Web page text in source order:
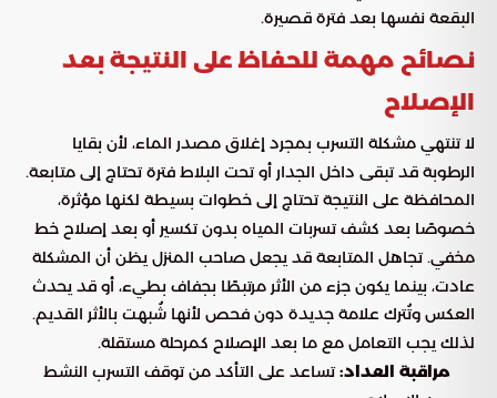
البقعة نفسها بعد فترة قصيرة.
نصائح مهمة للحفاظ على النتيجة بعد
الإصلاح
لا تنتهي مشكلة التسرب بمجرد إغلاق مصدر الماء، لأن بقايا
الرطوبة قد تبقى داخل الجدار أو تحت البلاط فترة تحتاج إلى متابعة.
المحافظة على النتيجة تحتاج إلى خطوات بسيطة لكنها مؤثرة،
خصوصًا بعد كشف تسربات المياه بدون تكسير أو بعد إصلاح خط
مخفي. تجاهل المتابعة قد يجعل صاحب المنزل يظن أن المشكلة
عادت، بينما يكون جزء من الأثر مرتبطًا بجفاف بطيء، أو قد يحدث
العكس وتُترك علامة جديدة دون فحص لأنها شُبهت بالأثر القديم.
لذلك يجب التعامل مع ما بعد الإصلاح كمرحلة مستقلة.
مراقبة العداد:تساعد على التأكد من توقف التسرب النشط